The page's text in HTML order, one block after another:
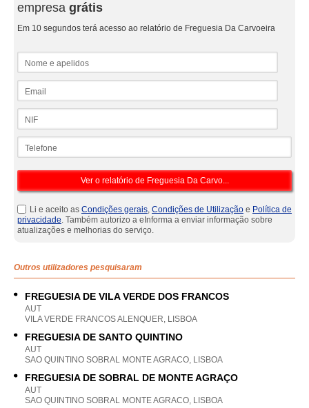
empresa grátis
Em 10 segundos terá acesso ao relatório de Freguesia Da Carvoeira
Li e aceito as Condições gerais, Condições de Utilização e Política de
privacidade. Também autorizo a eInforma a enviar informação sobre
atualizações e melhorias do serviço.
Outros utilizadores pesquisaram
FREGUESIA DE VILA VERDE DOS FRANCOS
AUT
VILA VERDE FRANCOS ALENQUER, LISBOA
FREGUESIA DE SANTO QUINTINO
AUT
SAO QUINTINO SOBRAL MONTE AGRACO, LISBOA
FREGUESIA DE SOBRAL DE MONTE AGRAÇO
AUT
SAO QUINTINO SOBRAL MONTE AGRACO, LISBOA